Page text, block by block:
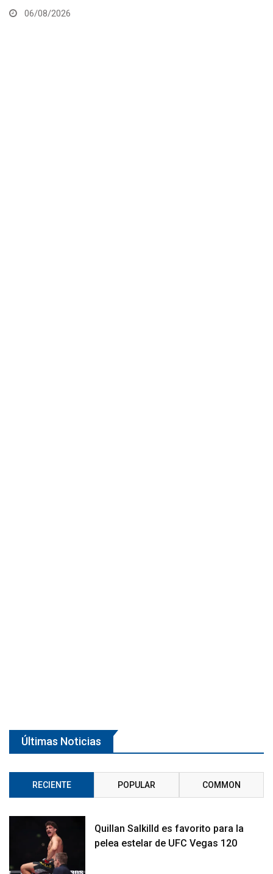
Últimas Noticias
RECIENTE POPULAR COMMON
Quillan Salkilld es favorito para la
pelea estelar de UFC Vegas 120